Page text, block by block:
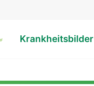
Krankheitsbilder